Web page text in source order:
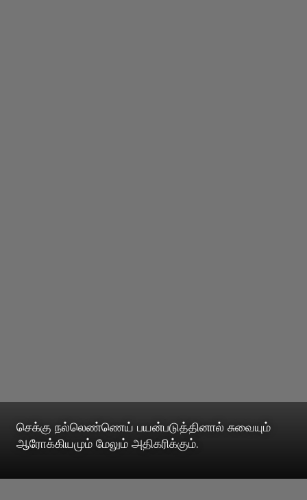
செக்கு நல்லெண்ணெய் பயன்படுத்தினால் சுவையும்
ஆரோக்கியமும் மேலும் அதிகரிக்கும்.